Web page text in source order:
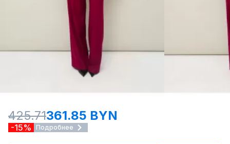
425.71361.85 BYN
-15% Подробнее